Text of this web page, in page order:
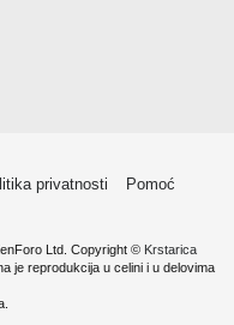
privatnosti
Pomoć
Ltd. Copyright © Krstarica
je reprodukcija u celini i u delovima